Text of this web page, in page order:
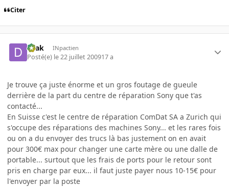
Citer
Drak INpactien
Posté(e) le 22 juillet 200917 a
Je trouve ça juste énorme et un gros foutage de gueule
derrière de la part du centre de réparation Sony que t'as
contacté...
En Suisse c'est le centre de réparation ComDat SA a Zurich qui
s'occupe des réparations des machines Sony... et les rares fois
ou on a du envoyer des trucs là bas justement on en avait
pour 300€ max pour changer une carte mère ou une dalle de
portable... surtout que les frais de ports pour le retour sont
pris en charge par eux... il faut juste payer nous 10-15€ pour
l'envoyer par la poste